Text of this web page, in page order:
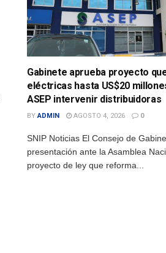
Gabinete aprueba proyecto
eléctricas hasta US$20
ASEP intervenir distribuidoras
BY ADMIN AGOSTO 4, 2026 0
SNIP Noticias El Consejo de
presentación ante la Asamblea
proyecto de ley que reforma...